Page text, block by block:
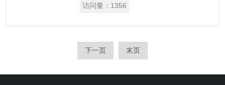
蒸汽、油气、溶剂、气体、传热介质等接
部位的密封。
访问量： 1356
下一页 末页